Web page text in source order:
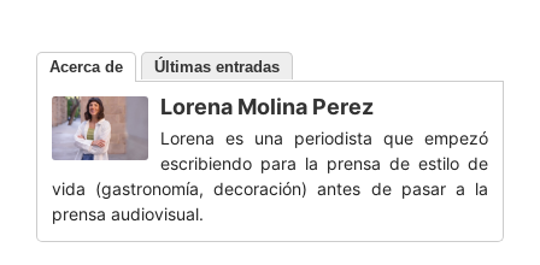
Acerca de Últimas entradas
Lorena Molina Perez
Lorena es una periodista que empezó
escribiendo para la prensa de estilo de
vida (gastronomía, decoración) antes de pasar a la
prensa audiovisual.